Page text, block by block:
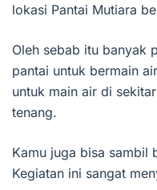
lokasi Pantai Mutiara
Oleh sebab itu banyak
pantai untuk bermain
untuk main air di
tenang.
Kamu juga bisa sambil
Kegiatan ini sangat